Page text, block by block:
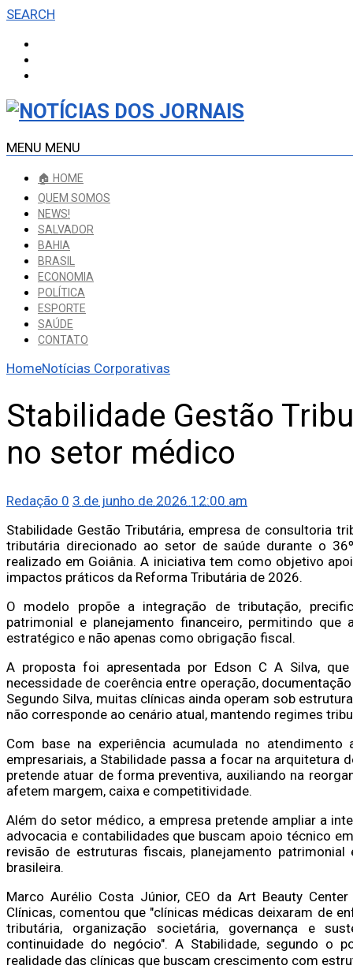
SEARCH
MENU MENU
🏠 HOME
QUEM SOMOS
NEWS!
SALVADOR
BAHIA
BRASIL
ECONOMIA
POLÍTICA
ESPORTE
SAÚDE
CONTATO
HomeNotícias Corporativas
Stabilidade Gestão
no setor médico
Redação 0 3 de junho de 2026 12:00 am
Stabilidade Gestão Tributária, empresa de consultoria
tributária direcionado ao setor de saúde durante o
realizado em Goiânia. A iniciativa tem como objetivo
impactos práticos da Reforma Tributária de 2026.
O modelo propõe a integração de tributação,
patrimonial e planejamento financeiro, permitindo
estratégico e não apenas como obrigação fiscal.
A proposta foi apresentada por Edson C A Silva,
necessidade de coerência entre operação,
Segundo Silva, muitas clínicas ainda operam sob
não corresponde ao cenário atual, mantendo regimes
Com base na experiência acumulada no
empresariais, a Stabilidade passa a focar na arquitetura
pretende atuar de forma preventiva, auxiliando na
afetem margem, caixa e competitividade.
Além do setor médico, a empresa pretende ampliar a
advocacia e contabilidades que buscam apoio técnico
revisão de estruturas fiscais, planejamento
brasileira.
Marco Aurélio Costa Júnior, CEO da Art Beauty
Clínicas, comentou que "clínicas médicas deixaram de
tributária, organização societária, governança e
continuidade do negócio". A Stabilidade, segundo o
realidade das clínicas que buscam crescimento com